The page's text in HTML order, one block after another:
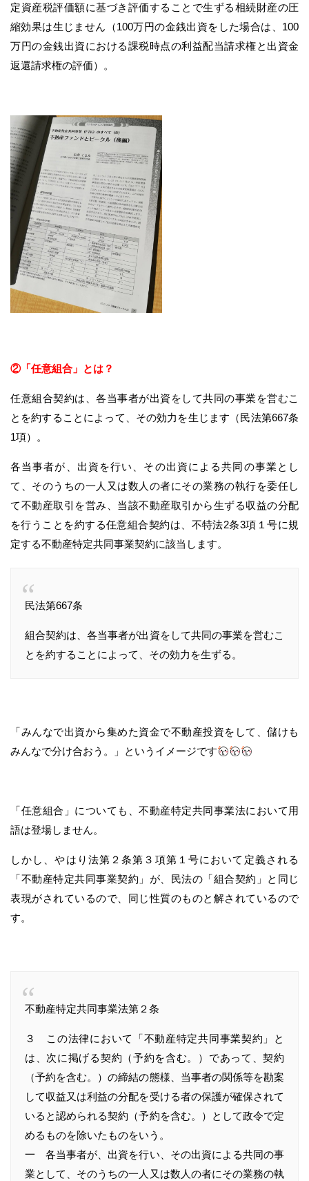
定資産税評価額に基づき評価することで生ずる相続財産の圧
縮効果は生じません（100万円の金銭出資をした場合は、100
万円の金銭出資における課税時点の利益配当請求権と出資金
返還請求権の評価）。
②「任意組合」とは？
任意組合契約は、各当事者が出資をして共同の事業を営むこ
とを約することによって、その効力を生じます（民法第667条
1項）。
各当事者が、出資を行い、その出資による共同の事業とし
て、そのうちの一人又は数人の者にその業務の執行を委任し
て不動産取引を営み、当該不動産取引から生ずる収益の分配
を行うことを約する任意組合契約は、不特法2条3項１号に規
定する不動産特定共同事業契約に該当します。
民法第667条
組合契約は、各当事者が出資をして共同の事業を営むこ
とを約することによって、その効力を生ずる。
「みんなで出資から集めた資金で不動産投資をして、儲けも
みんなで分け合おう。」というイメージです
「任意組合」についても、不動産特定共同事業法において用
語は登場しません。
しかし、やはり法第２条第３項第１号において定義される
「不動産特定共同事業契約」が、民法の「組合契約」と同じ
表現がされているので、同じ性質のものと解されているので
す。
不動産特定共同事業法第２条
３ この法律において「不動産特定共同事業契約」と
は、次に掲げる契約（予約を含む。）であって、契約
（予約を含む。）の締結の態様、当事者の関係等を勘案
して収益又は利益の分配を受ける者の保護が確保されて
いると認められる契約（予約を含む。）として政令で定
めるものを除いたものをいう。
一 各当事者が、出資を行い、その出資による共同の事
業として、そのうちの一人又は数人の者にその業務の執